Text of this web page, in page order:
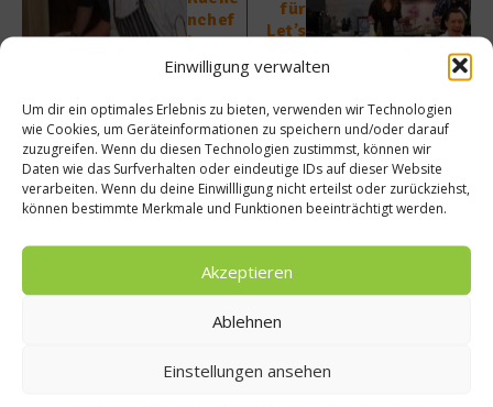
Einwilligung verwalten
Um dir ein optimales Erlebnis zu bieten, verwenden wir Technologien
wie Cookies, um Geräteinformationen zu speichern und/oder darauf
zuzugreifen. Wenn du diesen Technologien zustimmst, können wir
Daten wie das Surfverhalten oder eindeutige IDs auf dieser Website
verarbeiten. Wenn du deine Einwillligung nicht erteilst oder zurückziehst,
können bestimmte Merkmale und Funktionen beeinträchtigt werden.
Akzeptieren
Ablehnen
Einstellungen ansehen
nchef
im
Krone
sschen
für
Let’s
gesuc